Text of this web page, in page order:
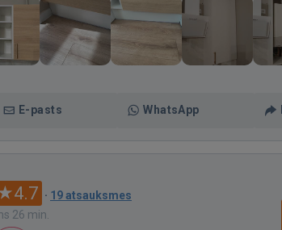
E-pasts WhatsApp
4.7 · 19 atsauksmes
26 min.